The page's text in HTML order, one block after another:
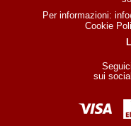
Per informazioni:
Cookie
Seguici
sui social